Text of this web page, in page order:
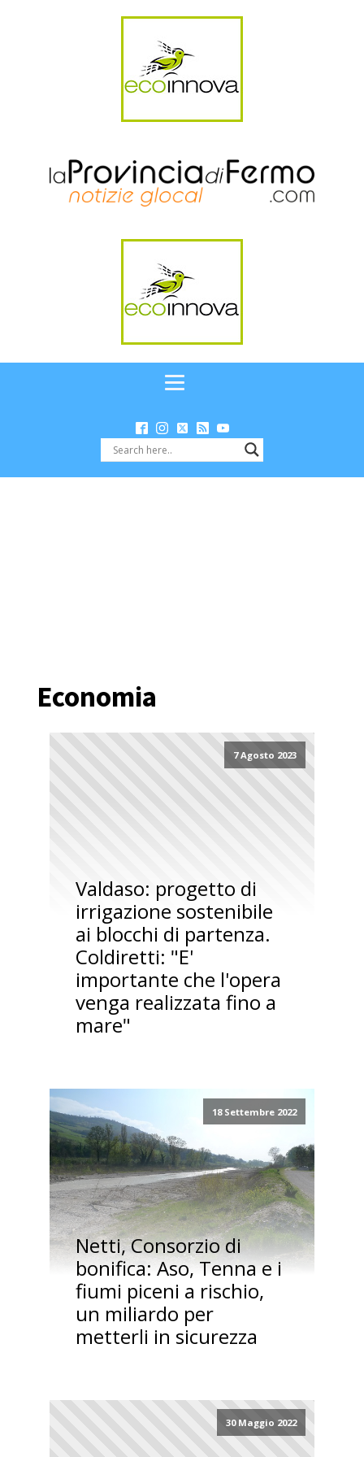
Economia
7 Agosto 2023
Valdaso: progetto di
irrigazione sostenibile
ai blocchi di partenza.
Coldiretti: "E'
importante che l'opera
venga realizzata fino a
mare"
18 Settembre 2022
Netti, Consorzio di
bonifica: Aso, Tenna e i
fiumi piceni a rischio,
un miliardo per
metterli in sicurezza
30 Maggio 2022